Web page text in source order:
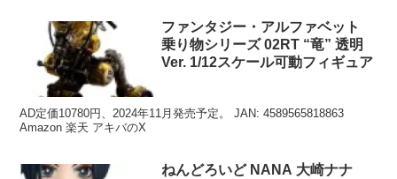
ファンタジー・アルファベット
乗り物シリーズ 02RT “竜” 透明
Ver. 1/12スケール可動フィギュア
AD定価10780円、2024年11月発売予定。 JAN: 4589565818863
Amazon 楽天 アキバのX
ねんどろいど NANA 大崎ナナ